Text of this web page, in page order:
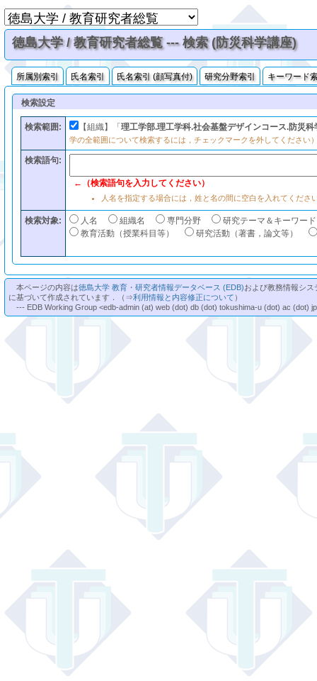
徳島大学 / 教育研究者総覧 --- 検索 (防災科学講座)
所属別索引 氏名索引 氏名索引 (顔写真付) 研究分野索引 キーワード
検索設定
検索範囲: 【組織】「 理工学部.理工学科.社会基盤デザインコース.防災科
学の全範囲について検索するには，チェックマークを外してください
検索語句:
←（検索語句を入力してください）
人名を指定する場合には，姓と名の間に空白を入れてくださ
検索対象: 人名 組織名 専門分野
研究テーマ＆キーワード
教育活動（授業科目等）
研究活動（著書，論文等）
本ページの内容は徳島大学 教育・研究者情報データベース (EDB)および教務情報シ
に基づいて作成されています．（⇒利用情報と内容修正について ）
--- EDB Working Group <edb-admin (at) web (dot) db (dot) tokushima-u (dot) ac (dot)